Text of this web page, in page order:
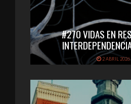
#270 VIDAS EN
2 ABRIL 2026